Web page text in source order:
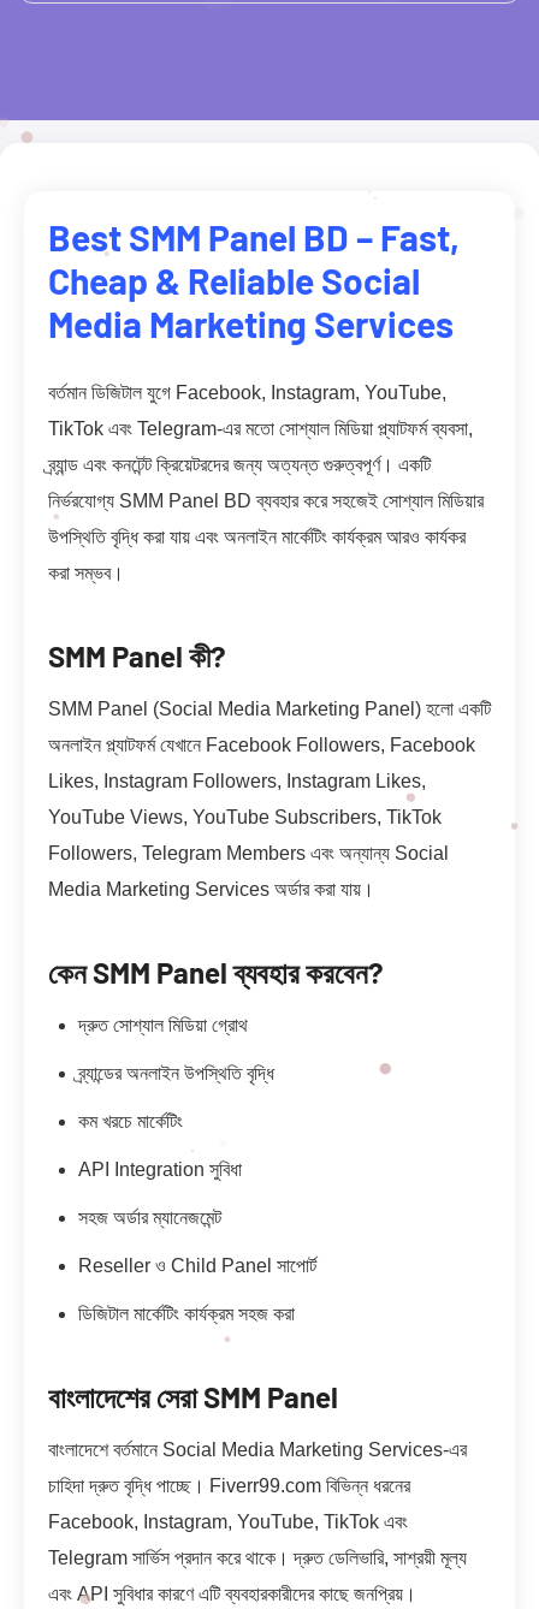
Best SMM Panel BD – Fast,
Cheap & Reliable Social
Media Marketing Services
বর্তমান ডিজিটাল যুগে Facebook, Instagram, YouTube,
TikTok এবং Telegram-এর মতো সোশ্যাল মিডিয়া প্ল্যাটফর্ম ব্যবসা,
ব্র্যান্ড এবং কনটেন্ট ক্রিয়েটরদের জন্য অত্যন্ত গুরুত্বপূর্ণ। একটি
নির্ভরযোগ্য SMM Panel BD ব্যবহার করে সহজেই সোশ্যাল মিডিয়ার
উপস্থিতি বৃদ্ধি করা যায় এবং অনলাইন মার্কেটিং কার্যক্রম আরও কার্যকর
করা সম্ভব।
SMM Panel কী?
SMM Panel (Social Media Marketing Panel) হলো একটি
অনলাইন প্ল্যাটফর্ম যেখানে Facebook Followers, Facebook
Likes, Instagram Followers, Instagram Likes,
YouTube Views, YouTube Subscribers, TikTok
Followers, Telegram Members এবং অন্যান্য Social
Media Marketing Services অর্ডার করা যায়।
কেন SMM Panel ব্যবহার করবেন?
দ্রুত সোশ্যাল মিডিয়া গ্রোথ
ব্র্যান্ডের অনলাইন উপস্থিতি বৃদ্ধি
কম খরচে মার্কেটিং
API Integration সুবিধা
সহজ অর্ডার ম্যানেজমেন্ট
Reseller ও Child Panel সাপোর্ট
ডিজিটাল মার্কেটিং কার্যক্রম সহজ করা
বাংলাদেশের সেরা SMM Panel
বাংলাদেশে বর্তমানে Social Media Marketing Services-এর
চাহিদা দ্রুত বৃদ্ধি পাচ্ছে। Fiverr99.com বিভিন্ন ধরনের
Facebook, Instagram, YouTube, TikTok এবং
Telegram সার্ভিস প্রদান করে থাকে। দ্রুত ডেলিভারি, সাশ্রয়ী মূল্য
এবং API সুবিধার কারণে এটি ব্যবহারকারীদের কাছে জনপ্রিয়।